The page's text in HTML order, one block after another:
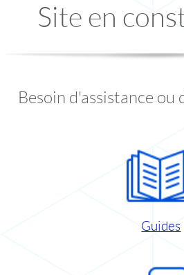
Site en
Besoin d'assistance
Guides